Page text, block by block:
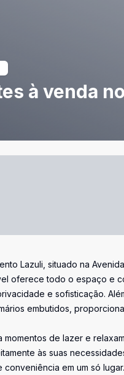
à venda
Lazuli, situado na
oferece todo o espaço e
e sofisticação.
embutidos,
de lazer e
às suas
em um só lugar.